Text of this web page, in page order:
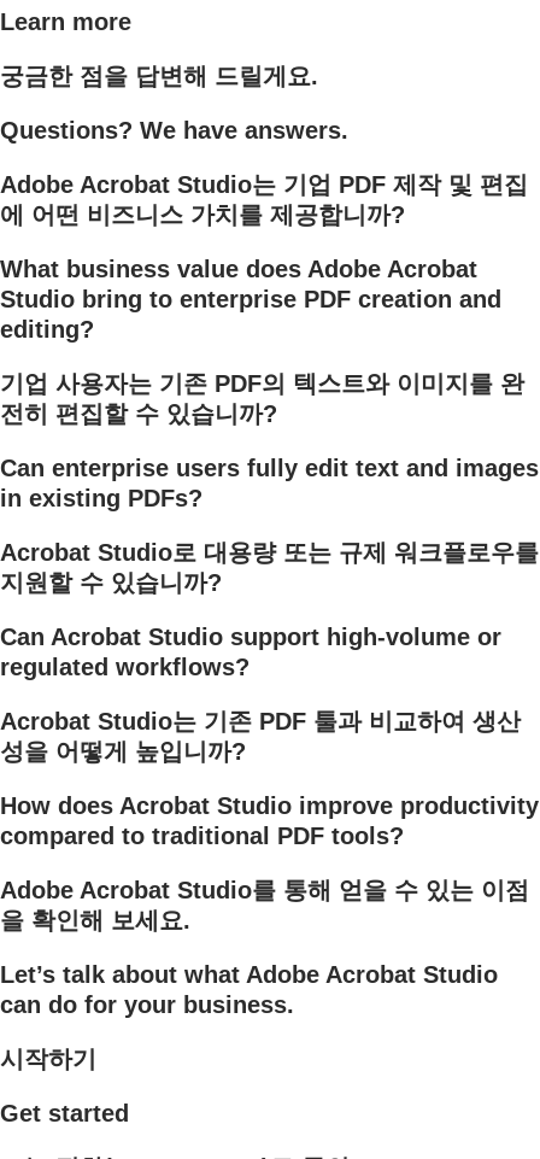
Learn more
궁금한 점을 답변해 드릴게요.
Questions? We have answers.
Adobe Acrobat Studio는 기업 PDF 제작 및 편집
에 어떤 비즈니스 가치를 제공합니까?
What business value does Adobe Acrobat
Studio bring to enterprise PDF creation and
editing?
기업 사용자는 기존 PDF의 텍스트와 이미지를 완
전히 편집할 수 있습니까?
Can enterprise users fully edit text and images
in existing PDFs?
Acrobat Studio로 대용량 또는 규제 워크플로우를
지원할 수 있습니까?
Can Acrobat Studio support high-volume or
regulated workflows?
Acrobat Studio는 기존 PDF 툴과 비교하여 생산
성을 어떻게 높입니까?
How does Acrobat Studio improve productivity
compared to traditional PDF tools?
Adobe Acrobat Studio를 통해 얻을 수 있는 이점
을 확인해 보세요.
Let’s talk about what Adobe Acrobat Studio
can do for your business.
시작하기
Get started